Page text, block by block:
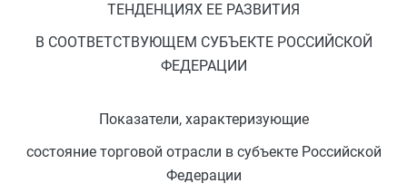
ТЕНДЕНЦИЯХ ЕЕ РАЗВИТИЯ
В СООТВЕТСТВУЮЩЕМ СУБЪЕКТЕ РОССИЙСКОЙ
ФЕДЕРАЦИИ
Показатели, характеризующие
состояние торговой отрасли в субъекте Российской
Федерации